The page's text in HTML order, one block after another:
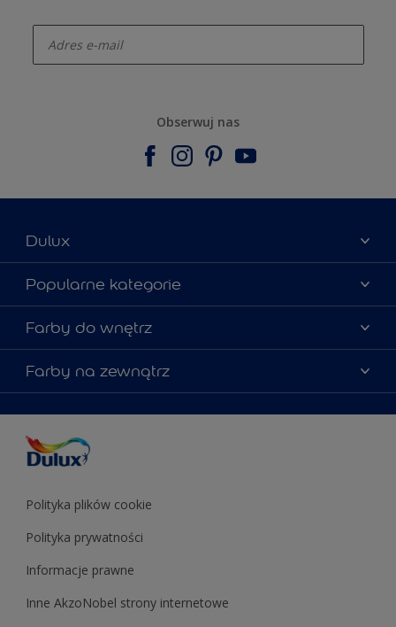
Obserwuj nas
Dulux
Materiały marketingowe
Mapa strony
Kontakt
Zgodność kolorów
Popularne kategorie
Kolory farb
Porady ekspertów
Zainspiruj się
Znajdź sklep
Farby do wnętrz
Farby do ścian
Farby uniwersalne
Podkłady i grunty
Testery farb
Farby do sufitów
Farby na zewnątrz
Farby uniwersalne
Podkłady i grunty
Polityka plików cookie
Polityka prywatności
Informacje prawne
Inne AkzoNobel strony internetowe